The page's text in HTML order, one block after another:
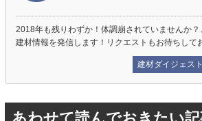
2018年も残りわずか！体調崩されていませんか
建材情報を発信します！リクエストもお待ちして
建材ダイジェス